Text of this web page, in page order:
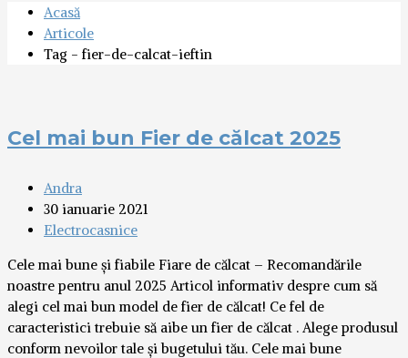
Acasă
Articole
Tag - fier-de-calcat-ieftin
Cel mai bun Fier de călcat 2025
Andra
30 ianuarie 2021
Electrocasnice
Cele mai bune și fiabile Fiare de călcat – Recomandările
noastre pentru anul 2025 Articol informativ despre cum să
alegi cel mai bun model de fier de călcat! Ce fel de
caracteristici trebuie să aibe un fier de călcat . Alege produsul
conform nevoilor tale și bugetului tău. Cele mai bune